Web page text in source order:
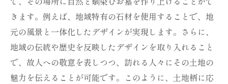
きます。例えば、地域特有の石材を使用することで、地
元の風景と一体化したデザインが実現します。さらに、
地域の伝統や歴史を反映したデザインを取り入れること
で、故人への敬意を表しつつ、訪れる人々にその土地の
魅力を伝えることが可能です。このように、土地柄に応